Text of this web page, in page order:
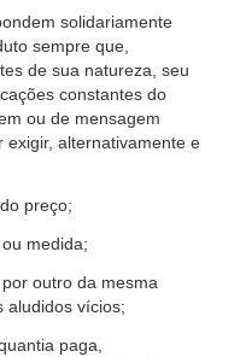
solidariamente
sempre que,
de sua natureza, seu
constantes do
ou de mensagem
exigir, alternativamente e
preço;
medida;
outro da mesma
aludidos vícios;
paga,